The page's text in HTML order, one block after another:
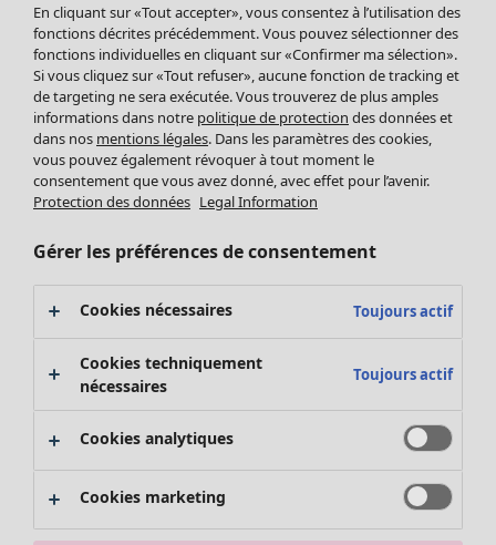
Leggings et collants
Accessoires
Chaussures
Vêtements de bain
Basics
Soldes Mobilier
Bonnes affaires déco
Décoration
Textiles
Tapis
Éponge
Promos SOLDES
Les promos de Gudrun Sjödén
Nouvel arrivage
Bonnes affaires en soldes - jusqu'à -70
En cliquant sur «Tout accepter», vous consentez à l’utilisation des
fonctions décrites précédemment. Vous pouvez sélectionner des
fonctions individuelles en cliquant sur «Confirmer ma sélection».
Si vous cliquez sur «Tout refuser», aucune fonction de tracking et
de targeting ne sera exécutée. Vous trouverez de plus amples
informations dans notre politique de protection des données et
dans nos mentions légales. Dans les paramètres des cookies,
vous pouvez également révoquer à tout moment le
consentement que vous avez donné, avec effet pour l’avenir.
Protection des données Legal Information
Gérer les préférences de consentement
Cookies nécessaires Toujours actif
Cookies techniquement
nécessaires
Toujours actif
Cookies analytiques
Cookies marketing